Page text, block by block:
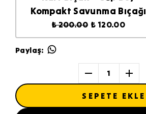
Kompakt Savunma Bıçağı
₺ 200.00 ₺ 120.00
Paylaş:
1
SEPETE EKLE